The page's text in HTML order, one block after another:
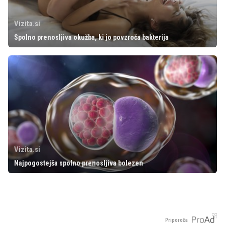
Vizita.si
Spolno prenosljiva okužba, ki jo povzroča bakterija
Vizita.si
Najpogostejša spolno prenosljiva bolezen
Priporoča